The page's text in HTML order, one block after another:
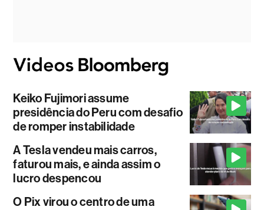
Keiko Fujimori assume
presidência do Peru com desafio
de romper instabilidade
A Tesla vendeu mais carros,
faturou mais, e ainda assim o
lucro despencou
O Pix virou o centro de uma